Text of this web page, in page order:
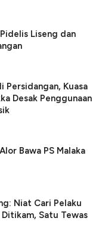
Liseng dan
Persidangan, Kuasa
Desak Penggunaan
Bawa PS Malaka
Niat Cari Pelaku
Ditikam, Satu Tewas